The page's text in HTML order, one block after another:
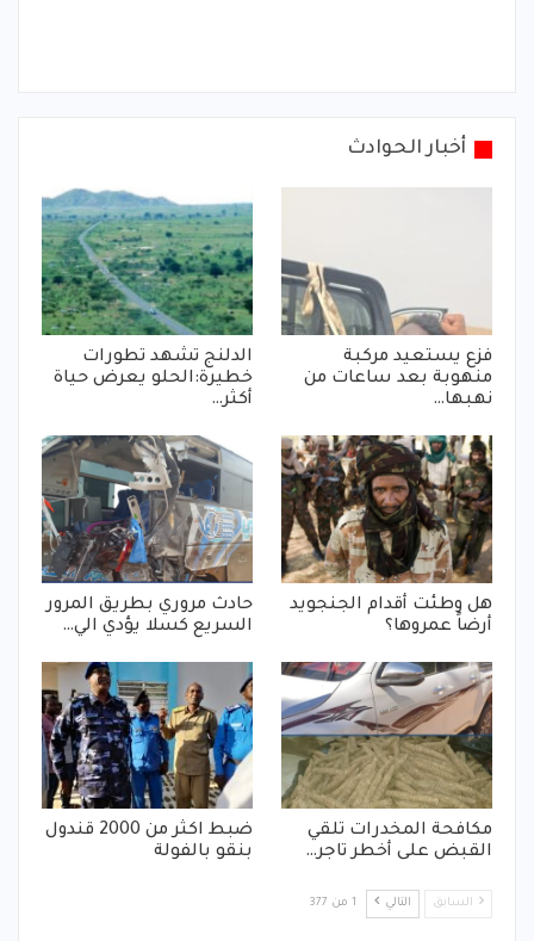
أخبار الحوادث
فزع يستعيد مركبة
منهوبة بعد ساعات من
نهبها…
الدلنج تشهد تطورات
خطيرة:الحلو يعرض حياة
أكثر…
هل وطئت أقدام الجنجويد
أرضاً عمروها؟
حادث مروري بطريق المرور
السريع كسلا يؤدي الي…
مكافحة المخدرات تلقي
القبض على أخطر تاجر…
ضبط اكثر من 2000 قندول
بنقو بالفولة
السابق التالي 1 من 377